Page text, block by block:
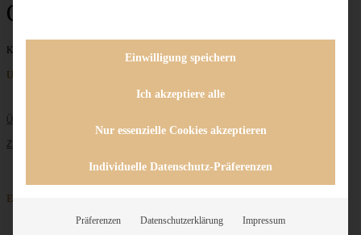
Ostereier
Keine Beiträge gefunden
Unternehmen
ÜBER MICH
ZUSAMMENARBEIT
Entdecken
Einwilligung speichern
Ich akzeptiere alle
Nur essenzielle Cookies akzeptieren
Individuelle Datenschutz-Präferenzen
Präferenzen Datenschutzerklärung Impressum